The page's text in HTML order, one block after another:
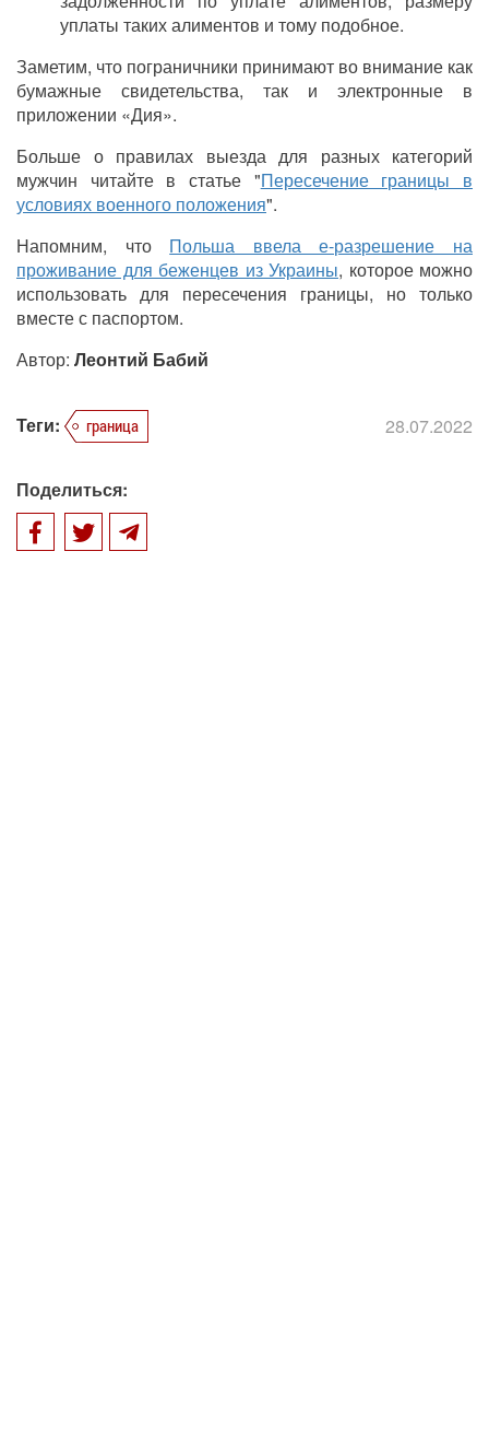
уплаты таких алиментов и тому подобное.
Заметим, что пограничники принимают во внимание как
бумажные свидетельства, так и электронные в
приложении «Дия».
Больше о правилах выезда для разных категорий
мужчин читайте в статье "Пересечение границы в
условиях военного положения".
Напомним, что Польша ввела е-разрешение на
проживание для беженцев из Украины, которое можно
использовать для пересечения границы, но только
вместе с паспортом.
Автор: Леонтий Бабий
Теги: граница 28.07.2022
Поделиться: